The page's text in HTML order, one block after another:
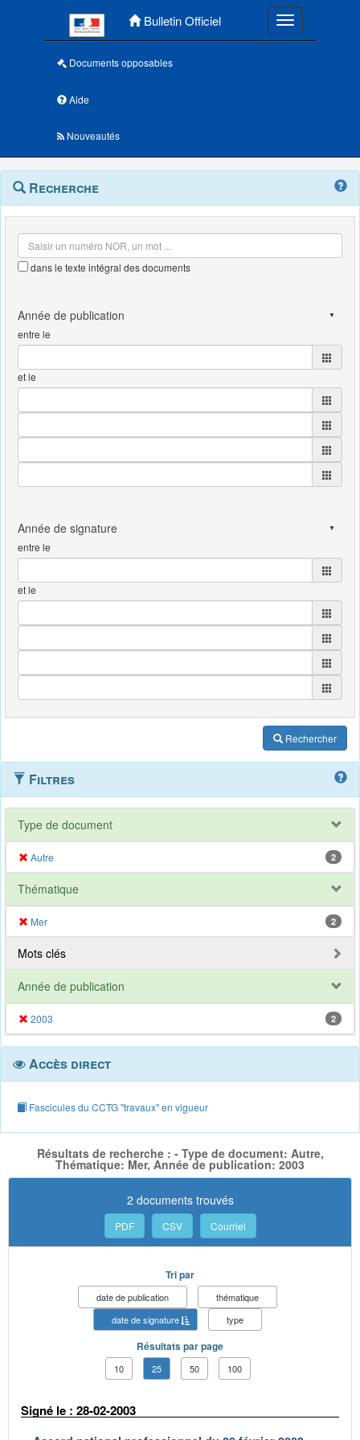
Bulletin Officiel Toggle
Documents opposables
Aide
Nouveautés
Navigation
outils
Menu
contextuel
Recherche
dans le texte intégral des documents
entre le
et le
entre le
et le
Rechercher
Filtres
Type de document
Autre 2
Thématique
Mer 2
Mots clés
Année de publication
2003 2
Accès direct
Fascicules du CCTG "travaux" en vigueur
Résultats de recherche : - Type de document: Autre,
Thématique: Mer, Année de publication: 2003
2 documents trouvés
PDF CSV Courriel
Tri par
date de publication
thématique
date de signature
type
Résultats par page
10 25 50 100
Signé le : 28-02-2003